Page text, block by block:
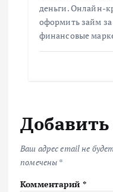
деньги. Онлайн-
оформить займ
финансовые
Ваш адрес email не
помечены *
Комментарий *